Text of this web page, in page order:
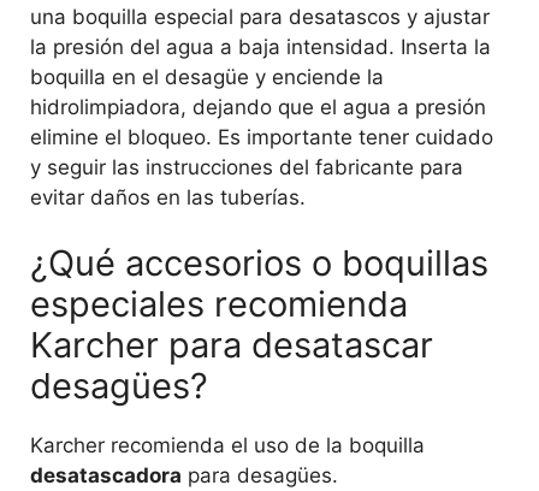
una boquilla especial para desatascos y ajustar
la presión del agua a baja intensidad. Inserta la
boquilla en el desagüe y enciende la
hidrolimpiadora, dejando que el agua a presión
elimine el bloqueo. Es importante tener cuidado
y seguir las instrucciones del fabricante para
evitar daños en las tuberías.
¿Qué accesorios o boquillas
especiales recomienda
Karcher para desatascar
desagües?
Karcher recomienda el uso de la boquilla
desatascadora para desagües.